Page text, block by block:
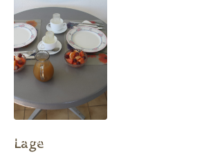
Frühstück
Lage